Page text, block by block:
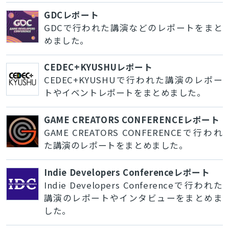
GDCレポート
GDCで行われた講演などのレポートをまと
めました。
CEDEC+KYUSHUレポート
CEDEC+KYUSHUで行われた講演のレポー
トやイベントレポートをまとめました。
GAME CREATORS CONFERENCEレポート
GAME CREATORS CONFERENCEで行われ
た講演のレポートをまとめました。
Indie Developers Conferenceレポート
Indie Developers Conferenceで行われた
講演のレポートやインタビューをまとめま
した。